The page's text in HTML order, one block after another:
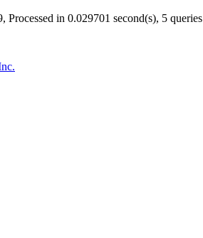
Processed in 0.029701 second(s), 5 queries